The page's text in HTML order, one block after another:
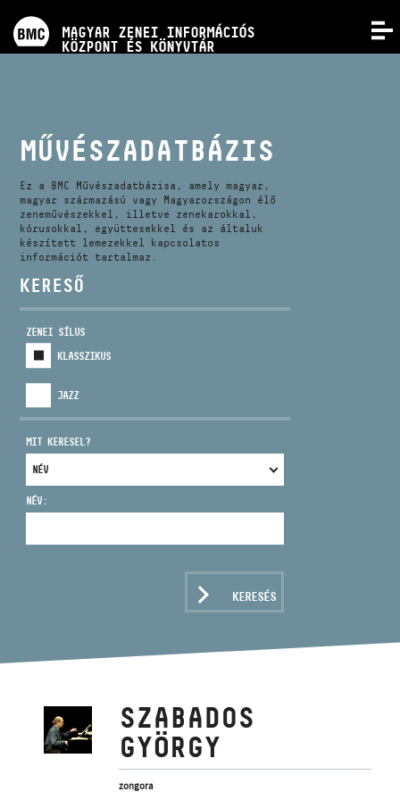
MAGYAR ZENEI INFORMÁCIÓS
KÖZPONT ÉS KÖNYVTÁR
KÉPZÉSEK
KIADVÁNYOK
RÓLUNK
KAPCSOLAT
VIDEÓ GALÉRIA
NYITVA TARTÁS
MŰVÉSZADATBÁZIS
Ez a BMC Művészadatbázisa, amely magyar,
magyar származású vagy Magyarországon élő
zeneművészekkel, illetve zenekarokkal,
kórusokkal, együttesekkel és az általuk
készített lemezekkel kapcsolatos
információt tartalmaz.
KERESŐ
ZENEI SÍLUS
KLASSZIKUS
JAZZ
MIT KERESEL?
NÉV:
KERESÉS
SZABADOS
GYÖRGY
zongora